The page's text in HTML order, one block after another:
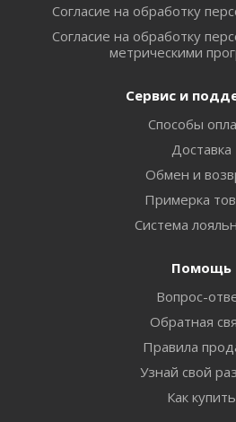
Согласие на обработку
Согласие на обработку
метрическими
Сервис и
Способы
Доставка
Обмен и
Примерка
Система
Помощь
Вопрос-
Обратная
Правила
Узнай свой
Как купить